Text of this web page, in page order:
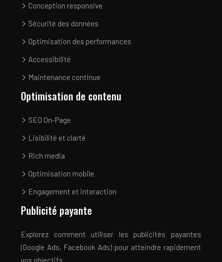
Conception responsive
Sécurité des données
Optimisation des performances
Accessibilité
Maintenance continue
Optimisation de contenu
SEO On-Page
Lisibilité et clarté
Rich media
Optimisation mobile
Engagement et interaction
Publicité payante
Explorez comment utiliser les publicités payantes
(Google Ads, Facebook Ads) pour atteindre rapidement
vos objectifs.